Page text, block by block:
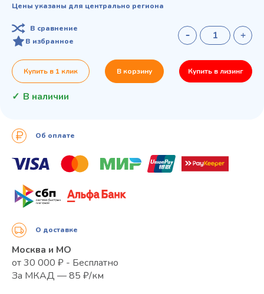
Цены указаны для центрально региона
В сравнение
В избранное
Купить в 1 клик В корзину Купить в лизинг
В наличии
Об оплате
О доставке
Москва и МО
от 30 000 ₽ - Бесплатно
За МКАД — 85 ₽/км